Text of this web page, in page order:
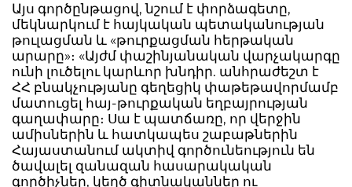
Այս գործընթացով, նշում է փորձագետը,
մեկնարկում է հայկական պետականության
թուլացման և «թուրքացման հերթական
արարը»։ «Այժմ փաշինյանական վարչակարգը
ունի լուծելու կարևոր խնդիր. անհրաժեշտ է
ՀՀ բնակչությանը գեղեցիկ փաթեթավորմամբ
մատուցել հայ-թուրքական եղբայրության
գաղափարը։ Սա է պատճառը, որ վերջին
ամիսներին և հատկապես շաբաթներին
Հայաստանում ակտիվ գործունեություն են
ծավալել զանազան հասարակական
գործիչներ, կեղծ գիտնականներ ու